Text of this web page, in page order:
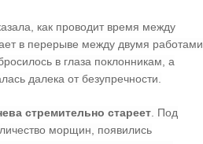
как проводит время между
в перерыве между двумя работами,
в глаза поклонникам, а
далека от безупречности.
стремительно стареет . Под
морщин, появились